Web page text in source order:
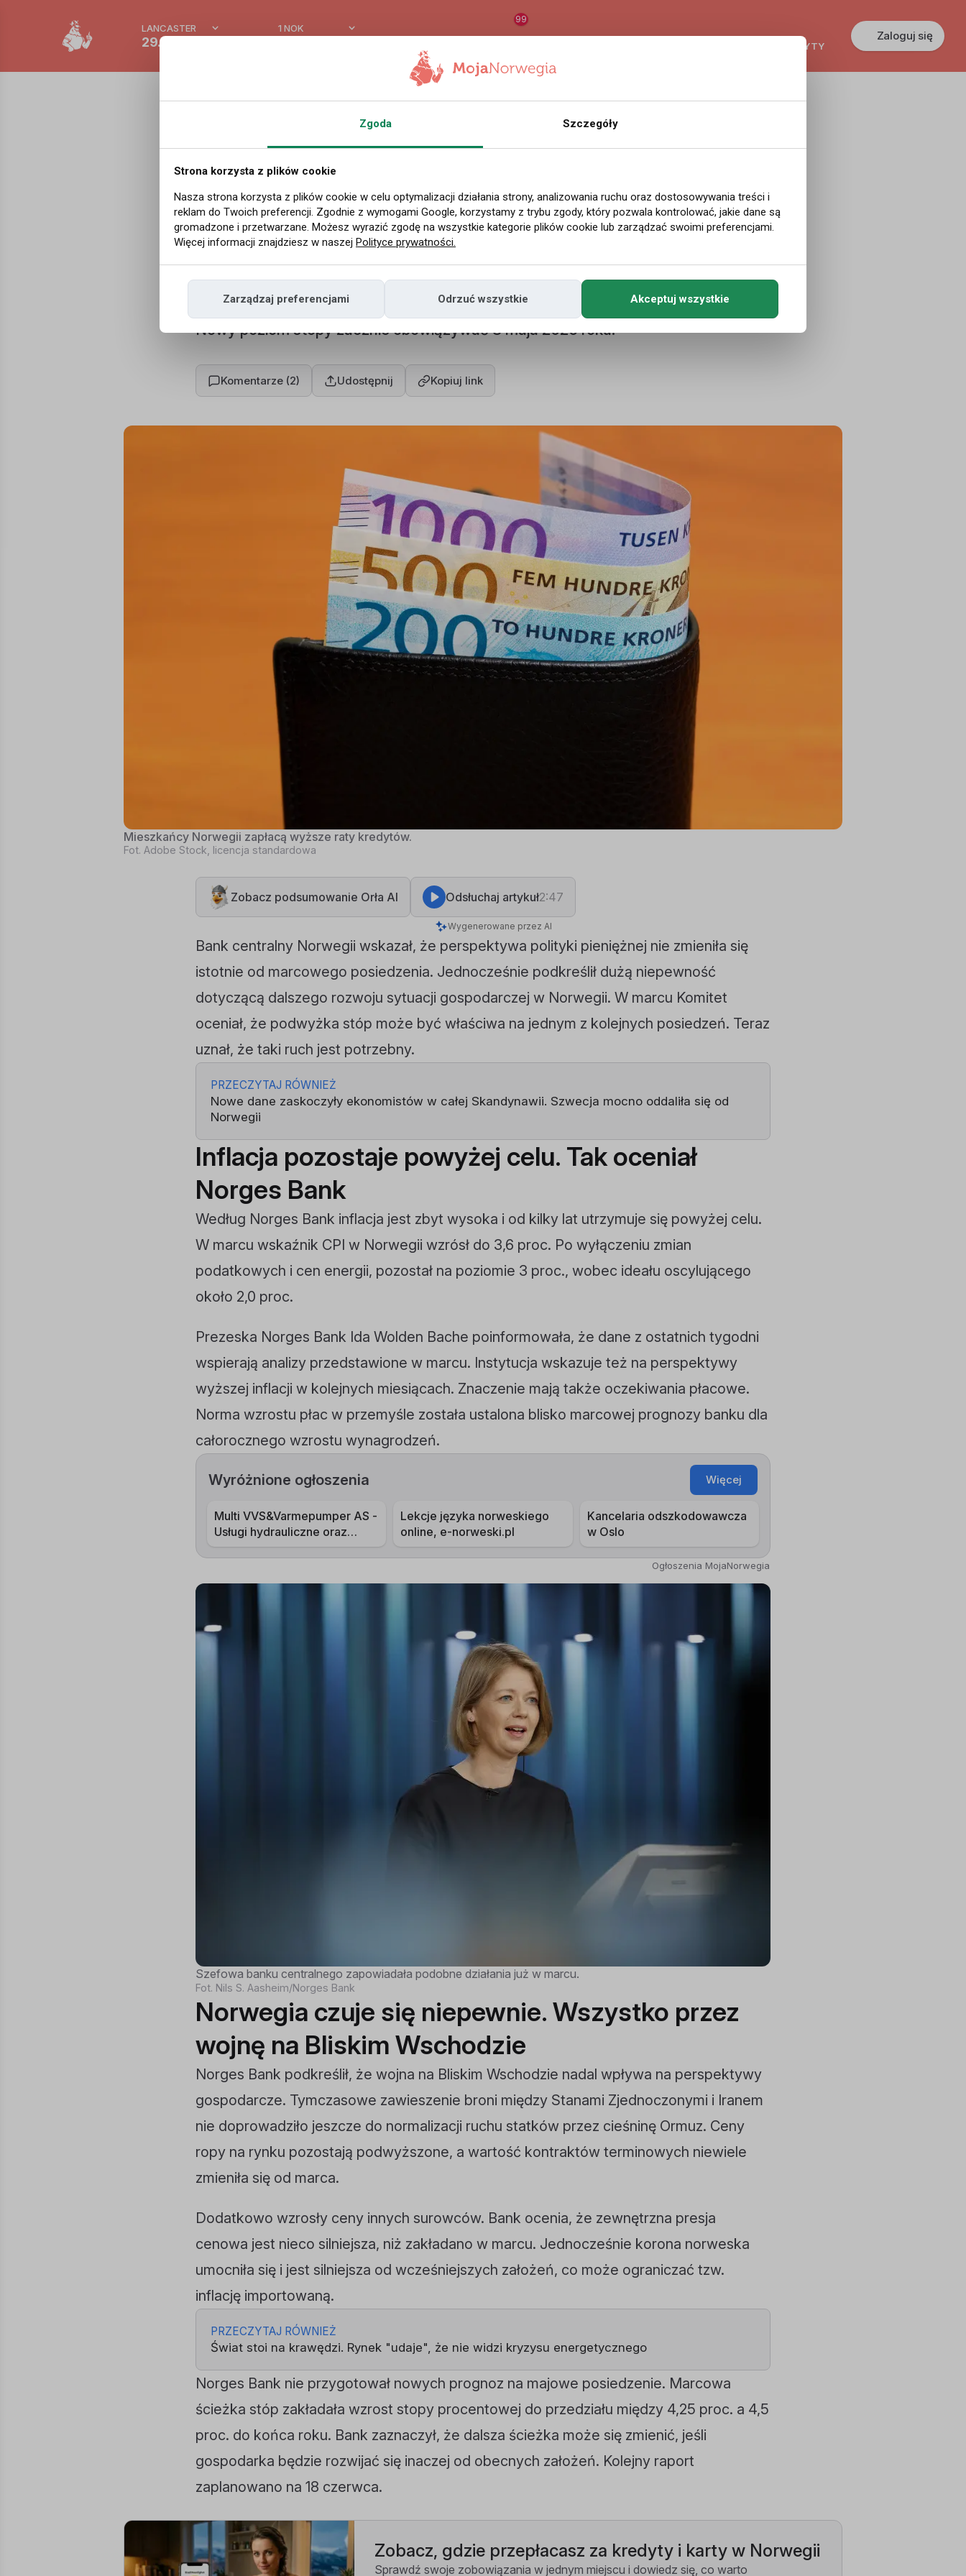
LANCASTER
29.3 °C
1 NOK
99
KREDYTY
Zaloguj się
Biznes i gospodarka | Redakcja | 07 maja 2026 11:11
Norges Bank podjął decyzję.
Spełniły się przewidywania
ekonomistów
Norges Bank podniósł główną stopę procentową z 4 proc. do 4,25 proc. Decyzję
podjął Komitet Polityki Pieniężnej i Stabilności Finansowej na posiedzeniu 6 maja.
Nowy poziom stopy zacznie obowiązywać 8 maja 2026 roku.
Komentarze (2) Udostępnij Kopiuj link
Mieszkańcy Norwegii zapłacą wyższe raty kredytów.
Fot. Adobe Stock, licencja standardowa
Zobacz podsumowanie Orła AI Odsłuchaj artykuł2:47
Wygenerowane przez AI
Bank centralny Norwegii wskazał, że perspektywa polityki pieniężnej nie zmieniła się
istotnie od marcowego posiedzenia. Jednocześnie podkreślił dużą niepewność
dotyczącą dalszego rozwoju sytuacji gospodarczej w Norwegii. W marcu Komitet
oceniał, że podwyżka stóp może być właściwa na jednym z kolejnych posiedzeń. Teraz
uznał, że taki ruch jest potrzebny.
PRZECZYTAJ RÓWNIEŻ
Nowe dane zaskoczyły ekonomistów w całej Skandynawii. Szwecja mocno oddaliła się od
Norwegii
Inflacja pozostaje powyżej celu. Tak oceniał
Norges Bank
Według Norges Bank inflacja jest zbyt wysoka i od kilky lat utrzymuje się powyżej celu.
W marcu wskaźnik CPI w Norwegii wzrósł do 3,6 proc. Po wyłączeniu zmian
podatkowych i cen energii, pozostał na poziomie 3 proc., wobec ideału oscylującego
około 2,0 proc.
Prezeska Norges Bank Ida Wolden Bache poinformowała, że dane z ostatnich tygodni
wspierają analizy przedstawione w marcu. Instytucja wskazuje też na perspektywy
wyższej inflacji w kolejnych miesiącach. Znaczenie mają także oczekiwania płacowe.
Norma wzrostu płac w przemyśle została ustalona blisko marcowej prognozy banku dla
całorocznego wzrostu wynagrodzeń.
Wyróżnione ogłoszenia Więcej
Multi VVS&Varmepumper AS -
Usługi hydrauliczne oraz
montaż pomp ciepła
Lekcje języka norweskiego
online, e-norweski.pl
Kancelaria odszkodowawcza
w Oslo
Ogłoszenia MojaNorwegia
Szefowa banku centralnego zapowiadała podobne działania już w marcu.
Fot. Nils S. Aasheim/Norges Bank
Norwegia czuje się niepewnie. Wszystko przez
wojnę na Bliskim Wschodzie
Norges Bank podkreślił, że wojna na Bliskim Wschodzie nadal wpływa na perspektywy
gospodarcze. Tymczasowe zawieszenie broni między Stanami Zjednoczonymi i Iranem
nie doprowadziło jeszcze do normalizacji ruchu statków przez cieśninę Ormuz. Ceny
ropy na rynku pozostają podwyższone, a wartość kontraktów terminowych niewiele
zmieniła się od marca.
Dodatkowo wzrosły ceny innych surowców. Bank ocenia, że zewnętrzna presja
cenowa jest nieco silniejsza, niż zakładano w marcu. Jednocześnie korona norweska
umocniła się i jest silniejsza od wcześniejszych założeń, co może ograniczać tzw.
inflację importowaną.
PRZECZYTAJ RÓWNIEŻ
Świat stoi na krawędzi. Rynek "udaje", że nie widzi kryzysu energetycznego
Norges Bank nie przygotował nowych prognoz na majowe posiedzenie. Marcowa
ścieżka stóp zakładała wzrost stopy procentowej do przedziału między 4,25 proc. a 4,5
proc. do końca roku. Bank zaznaczył, że dalsza ścieżka może się zmienić, jeśli
gospodarka będzie rozwijać się inaczej od obecnych założeń. Kolejny raport
zaplanowano na 18 czerwca.
Zobacz, gdzie przepłacasz za kredyty i karty w Norwegii
Sprawdź swoje zobowiązania w jednym miejscu i dowiedz się, co warto
Zgoda Szczegóły
Strona korzysta z plików cookie
Nasza strona korzysta z plików cookie w celu optymalizacji działania strony, analizowania ruchu oraz dostosowywania treści i
reklam do Twoich preferencji. Zgodnie z wymogami Google, korzystamy z trybu zgody, który pozwala kontrolować, jakie dane są
gromadzone i przetwarzane. Możesz wyrazić zgodę na wszystkie kategorie plików cookie lub zarządzać swoimi preferencjami.
Więcej informacji znajdziesz w naszej Polityce prywatności.
Zarządzaj preferencjami Odrzuć wszystkie Akceptuj wszystkie